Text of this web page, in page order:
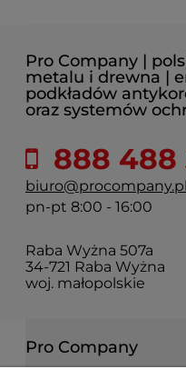
Pro Company |
metalu i drewna |
podkładów
oraz systemów
888 488
biuro@procompany.pl
pn-pt 8:00 - 16:00
Raba Wyżna 507a
34-721 Raba Wyżna
woj. małopolskie
Pro Company